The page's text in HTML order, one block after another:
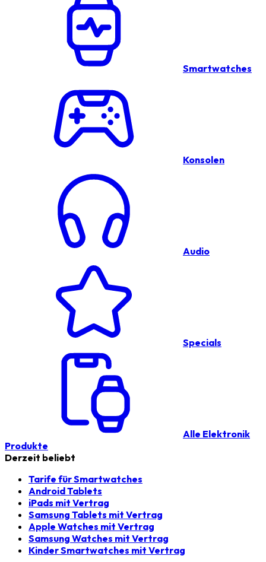
Smartwatches
Konsolen
Audio
Specials
Alle Elektronik
Produkte
Derzeit beliebt
Tarife für Smartwatches
Android Tablets
iPads mit Vertrag
Samsung Tablets mit Vertrag
Apple Watches mit Vertrag
Samsung Watches mit Vertrag
Kinder Smartwatches mit Vertrag